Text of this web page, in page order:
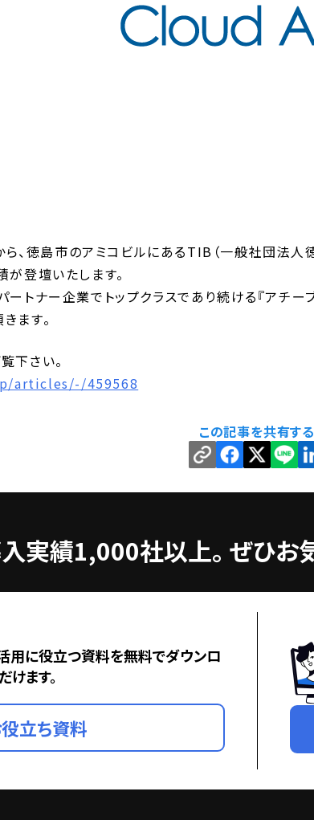
徳島市のアミコビルにあるTIB（一般社団法人
登壇いたします。
トナー企業でトップクラスであり続ける『アチー
ます。
下さい。
articles/-/459568
この記事を共有する
実績1,000社以上。 ぜひお
用に役立つ資料を無料でダウンロ
けます。
立ち資料